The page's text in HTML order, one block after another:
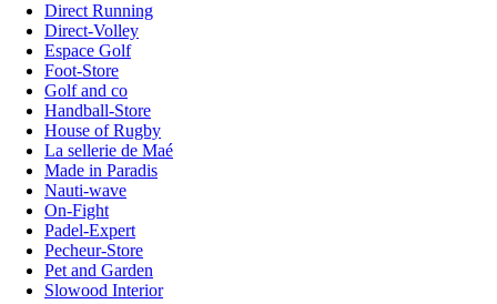
Direct Running
Direct-Volley
Espace Golf
Foot-Store
Golf and co
Handball-Store
House of Rugby
La sellerie de Maé
Made in Paradis
Nauti-wave
On-Fight
Padel-Expert
Pecheur-Store
Pet and Garden
Slowood Interior